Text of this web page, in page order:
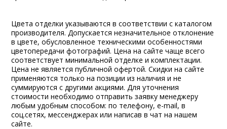
Цвета отделки указываются в соответствии с каталогом
производителя. Допускается незначительное отклонение
в цвете, обусловленное техническими особенностями
цветопередачи фотографий. Цена на сайте чаще всего
соответствует минимальной отделке и комплектации.
Цена не является публичной офертой. Скидки на сайте
применяются только на позиции из наличия и не
суммируются с другими акциями. Для уточнения
стоимости необходимо отправить заявку менеджеру
любым удобным способом: по телефону, e-mail, в
соц.сетях, мессенджерах или написав в чат на нашем
сайте.